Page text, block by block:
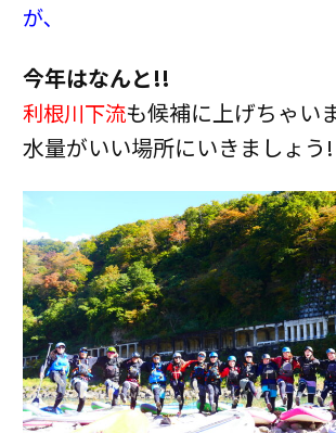
が､
今年はなんと!!
利根川下流も候補に上げちゃい
水量がいい場所にいきましょう!